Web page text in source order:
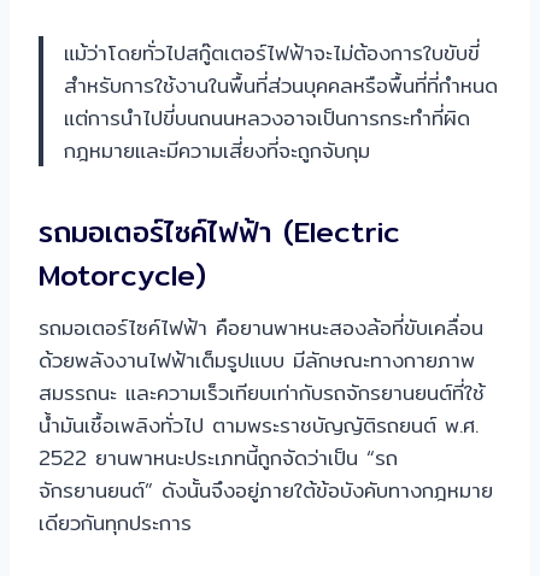
แม้ว่าโดยทั่วไปสกู๊ตเตอร์ไฟฟ้าจะไม่ต้องการใบขับขี่
สำหรับการใช้งานในพื้นที่ส่วนบุคคลหรือพื้นที่ที่กำหนด
แต่การนำไปขี่บนถนนหลวงอาจเป็นการกระทำที่ผิด
กฎหมายและมีความเสี่ยงที่จะถูกจับกุม
รถมอเตอร์ไซค์ไฟฟ้า (Electric
Motorcycle)
รถมอเตอร์ไซค์ไฟฟ้า คือยานพาหนะสองล้อที่ขับเคลื่อน
ด้วยพลังงานไฟฟ้าเต็มรูปแบบ มีลักษณะทางกายภาพ
สมรรถนะ และความเร็วเทียบเท่ากับรถจักรยานยนต์ที่ใช้
น้ำมันเชื้อเพลิงทั่วไป ตามพระราชบัญญัติรถยนต์ พ.ศ.
2522 ยานพาหนะประเภทนี้ถูกจัดว่าเป็น “รถ
จักรยานยนต์” ดังนั้นจึงอยู่ภายใต้ข้อบังคับทางกฎหมาย
เดียวกันทุกประการ